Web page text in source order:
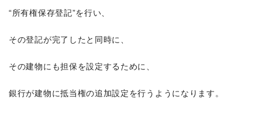
“所有権保存登記”を行い、
その登記が完了したと同時に、
その建物にも担保を設定するために、
銀行が建物に抵当権の追加設定を行うようになります。